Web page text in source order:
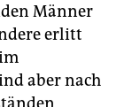
Männer
erlitt
aber nach